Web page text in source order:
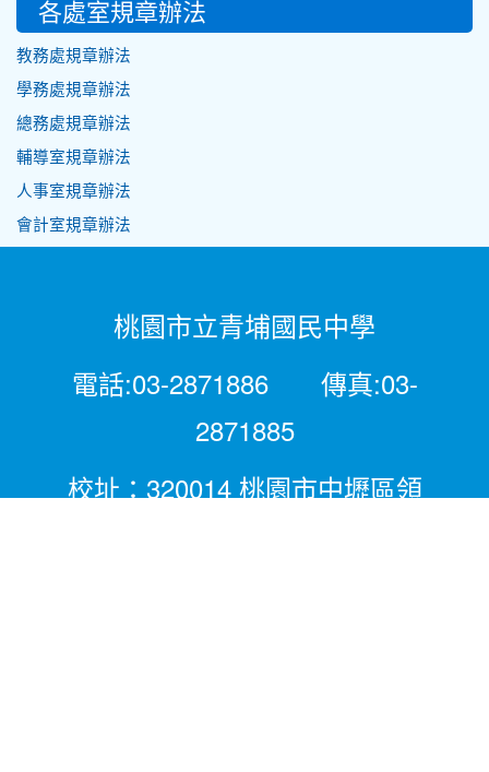
各處室規章辦法
教務處規章辦法
學務處規章辦法
總務處規章辦法
輔導室規章辦法
人事室規章辦法
會計室規章辦法
桃園市立青埔國民中學
電話:03-2871886 傳真:03-
2871885
校址：320014 桃園市中壢區領